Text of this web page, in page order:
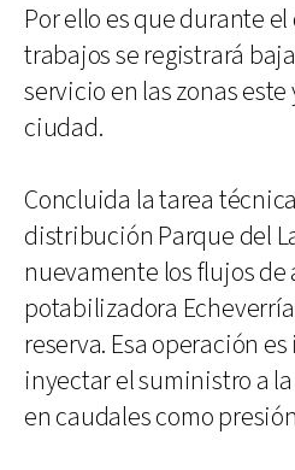
Por ello es que durante
trabajos se registrará
servicio en las zonas este
ciudad.
Concluida la tarea
distribución Parque del
nuevamente los flujos de
potabilizadora
reserva. Esa operación
inyectar el suministro a
en caudales como